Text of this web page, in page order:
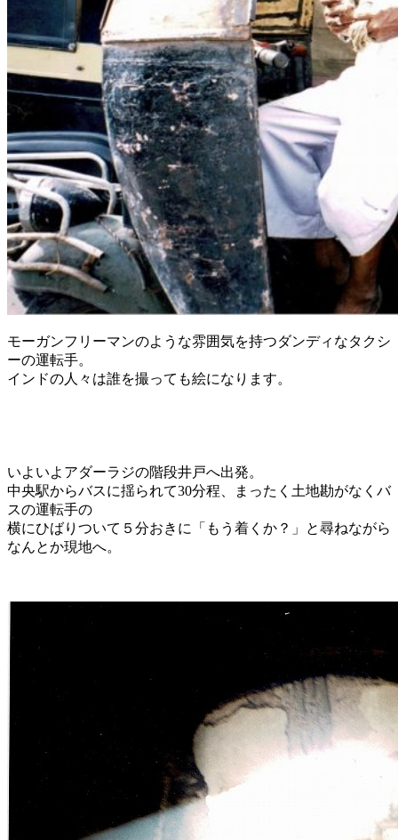
モーガンフリーマンのような雰囲気を持つダンディなタクシ
ーの運転手。
インドの人々は誰を撮っても絵になります。
いよいよアダーラジの階段井戸へ出発。
中央駅からバスに揺られて30分程、まったく土地勘がなくバ
スの運転手の
横にひばりついて５分おきに「もう着くか？」と尋ねながら
なんとか現地へ。